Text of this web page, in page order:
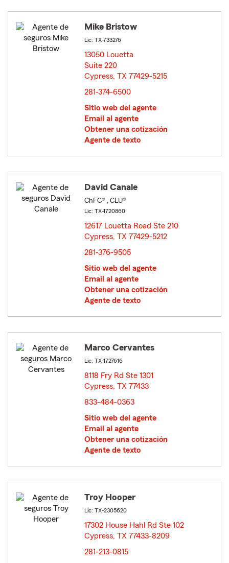
Mike Bristow
Lic: TX-733276
13050 Louetta
Suite 220
Cypress, TX 77429-5215
281-374-6500
Sitio web del agente
Email al agente
Obtener una cotización
Agente de texto
David Canale
ChFC® , CLU®
Lic: TX-1720860
12617 Louetta Road Ste 210
Cypress, TX 77429-5212
281-376-9505
Sitio web del agente
Email al agente
Obtener una cotización
Agente de texto
Marco Cervantes
Lic: TX-1727616
8118 Fry Rd Ste 1301
Cypress, TX 77433
833-484-0363
Sitio web del agente
Email al agente
Obtener una cotización
Agente de texto
Troy Hooper
Lic: TX-2305620
17302 House Hahl Rd Ste 102
Cypress, TX 77433-8209
281-213-0815